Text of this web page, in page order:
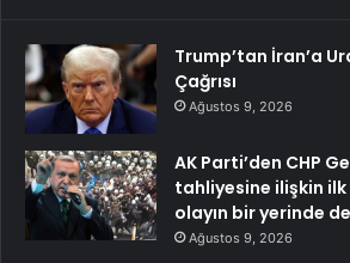
Trump’tan İran’a
Çağrısı
Ağustos 9, 2026
AK Parti’den CHP
tahliyesine ilişkin ilk
olayın bir yerinde
Ağustos 9, 2026